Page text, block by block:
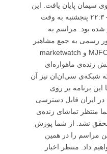
پایان یافت. این
مراسم طبق برنامه در ساعت ۲۲:۳۰ پنجشنبه به وقت
آغاز شده بود. مراسم به
رسمی به جمع مشاهیر
سینمای چینی‌ها پیوست. پیشتر MJFC و marketwatch
زنده‌ی ماهواره‌ای
شبکه‌ی سی‌ان‌ان نیز آن
این برنامه بر روی
ایران قابل دسترسی
منتظر تماشای زنده‌ی
محقق نشد. از شما پوزش
مراسم را در همین
داد. منتظر اخبار